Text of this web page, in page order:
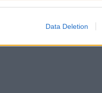
Data Deletion